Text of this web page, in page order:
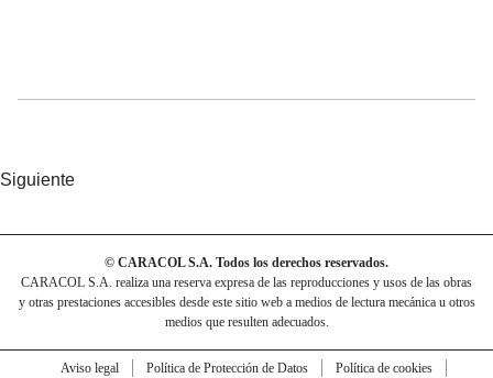
Siguiente
© CARACOL S.A. Todos los derechos reservados.
CARACOL S.A. realiza una reserva expresa de las reproducciones y usos de las obras
y otras prestaciones accesibles desde este sitio web a medios de lectura mecánica u otros
medios que resulten adecuados.
Aviso legal Política de Protección de Datos
Política de cookies